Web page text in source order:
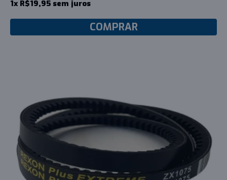
1x R$19,95 sem juros
COMPRAR